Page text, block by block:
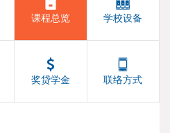
课程总览 学校设备
奖贷学金 联络方式